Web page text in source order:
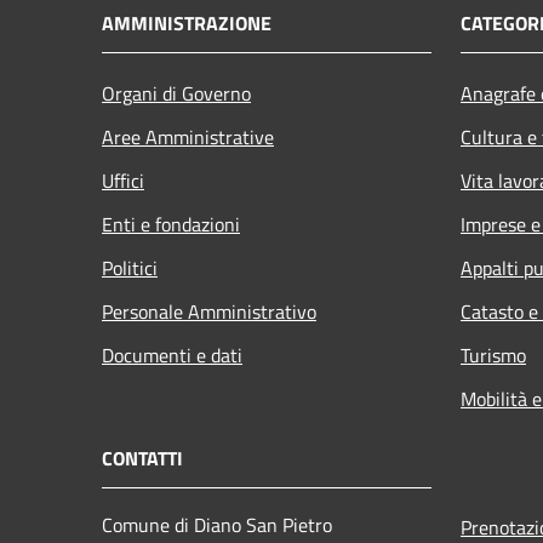
AMMINISTRAZIONE
Organi di Governo
Aree Amministrative
Uffici
Enti e fondazioni
Politici
Personale Amministrativo
Documenti e dati
Cultura
Vita
Imprese
Appalti
Catasto
Turismo
Mobilità
CONTATTI
Comune di Diano San Pietro